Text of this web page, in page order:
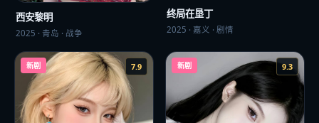
西安黎明
2025 · 青岛 · 战争
终局在垦丁
2025 · 嘉义 · 剧情
新剧 7.9 新剧 9.3